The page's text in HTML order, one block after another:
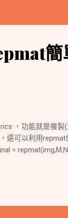
簡
，功能就是複
還可以利用
=